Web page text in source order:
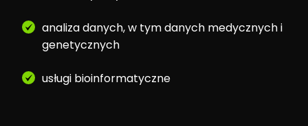
analiza danych, w tym danych medycznych i
genetycznych
usługi bioinformatyczne